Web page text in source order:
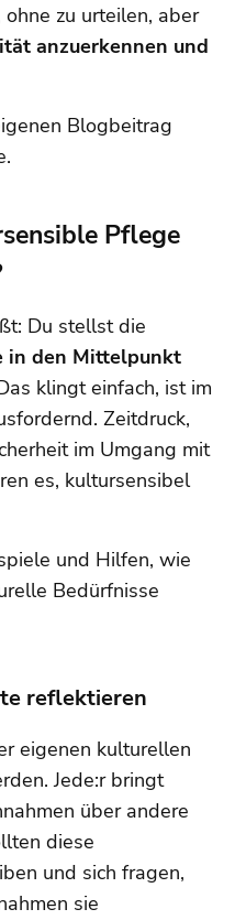
zu urteilen, aber
anzuerkennen und
Blogbeitrag
Pflege
Du stellst die
in den Mittelpunkt
klingt einfach, ist im
Zeitdruck,
im Umgang mit
es, kultursensibel
und Hilfen, wie
Bedürfnisse
reflektieren
eigenen kulturellen
Jede:r bringt
über andere
diese
und sich fragen,
sie